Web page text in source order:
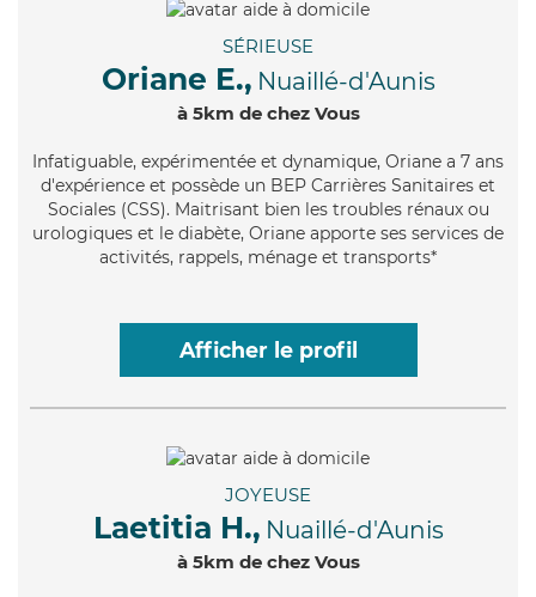
SÉRIEUSE
Oriane E., Nuaillé-d'Aunis
à 5km de chez Vous
Infatiguable, expérimentée et dynamique, Oriane a 7 ans
d'expérience et possède un BEP Carrières Sanitaires et
Sociales (CSS). Maitrisant bien les troubles rénaux ou
urologiques et le diabète, Oriane apporte ses services de
activités, rappels, ménage et transports*
Afficher le profil
JOYEUSE
Laetitia H., Nuaillé-d'Aunis
à 5km de chez Vous